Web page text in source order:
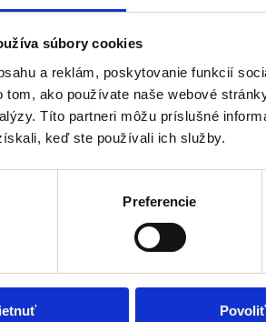
súbory cookies
a reklám, poskytovanie funkcií
tom, ako používate naše webové
Títo partneri môžu príslušné
keď ste používali ich služby.
Preferencie